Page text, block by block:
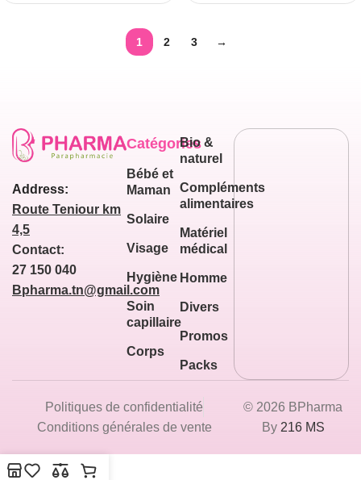
1 2 3 →
Address:
Route Teniour km
4,5
Contact:
27 150 040
Bpharma.tn@gmail.com
Catégories
Bébé et
Maman
Solaire
Visage
Hygiène
Soin
capillaire
Corps
Bio &
naturel
Compléments
alimentaires
Matériel
médical
Homme
Divers
Promos
Packs
© 2026 BPharma
By 216 MS
Politiques de confidentialité
Conditions générales de vente